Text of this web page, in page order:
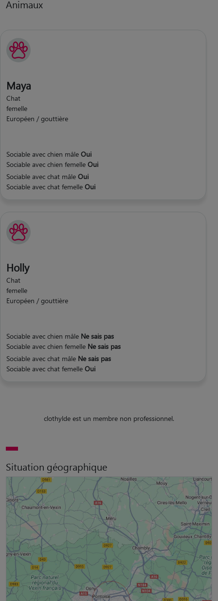
Animaux
Maya
Chat
femelle
Européen / gouttière
Sociable avec chien mâle Oui
Sociable avec chien femelle Oui
Sociable avec chat mâle Oui
Sociable avec chat femelle Oui
Holly
Chat
femelle
Européen / gouttière
Sociable avec chien mâle Ne sais pas
Sociable avec chien femelle Ne sais pas
Sociable avec chat mâle Ne sais pas
Sociable avec chat femelle Oui
clothylde est un membre non professionnel.
Situation géographique